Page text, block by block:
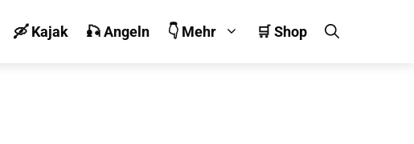
🛶 Kajak 🎣 Angeln 👇 Mehr 🛒 Shop